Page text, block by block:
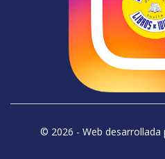
© 2026 - Web desarrollada